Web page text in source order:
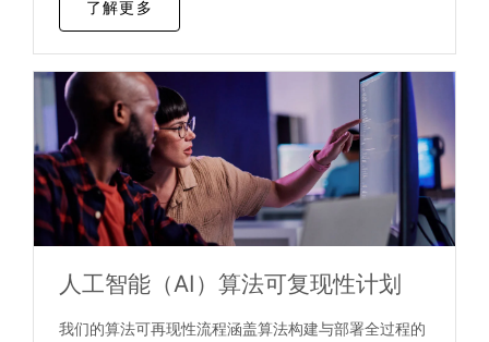
了解更多
人工智能（AI）算法可复现性计划
我们的算法可再现性流程涵盖算法构建与部署全过程的